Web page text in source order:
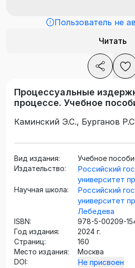
Пользователь не
Читать
Процессуальные
процессе. Учебное
Каминский Э.С., Бурганов
Вид издания:
Учебное
Издательство:
Российский
университет
Научная школа:
Российский
университет
Лебедева
ISBN:
978-5-00209-
Год издания:
2024 г.
Страниц:
160
Место издания:
Москва
DOI:
Не присвоен